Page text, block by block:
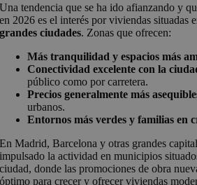
Una tendencia que se ha ido afianzando y
en 2026 es el interés por viviendas situadas
grandes ciudades. Zonas que ofrecen:
Más tranquilidad y espacios más
Conectividad excelente con la
público como por carretera.
Precios generalmente más
urbanos.
Entornos más verdes y familias en
En Madrid, Barcelona y otras grandes
impulsado la actividad en municipios
ciudad, donde las promociones de obra
óptimo para crecer y ofrecer viviendas